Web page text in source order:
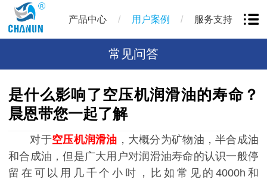
产品中心 / 用户案例 / 服务支持
常见问答
是什么影响了空压机润滑油的寿命？
晨恩带您一起了解
对于空压机润滑油 ，大概分为矿物油，半合成油
和合成油，但是广大用户对润滑油寿命的认识一般停
留在可以用几千个小时，比如常见的4000h和